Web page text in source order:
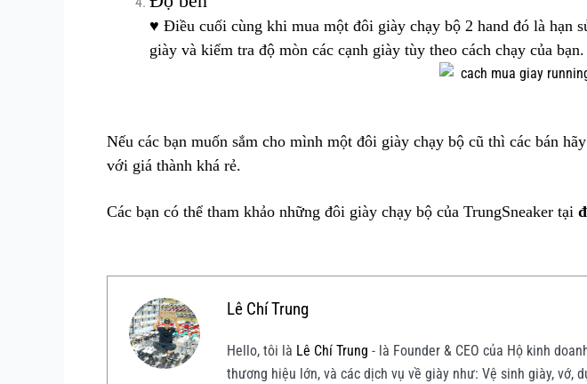
♥ Điều cuối cùng khi mua một đôi giày chạy bộ 2 hand đó là hạn
giày và kiểm tra độ mòn các cạnh giày tùy theo cách chạy của bạn.
Nếu các bạn muốn sắm cho mình một đôi giày chạy bộ cũ thì các bán
với giá thành khá rẻ.
Các bạn có thể tham khảo những đôi giày chạy bộ của TrungSneaker tại
Lê Chí Trung
Hello, tôi là Lê Chí Trung - là Founder & CEO của Hộ kinh
thương hiệu lớn, và các dịch vụ về giày như: Vệ sinh giày, vớ,